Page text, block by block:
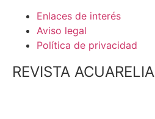
Enlaces de interés
Aviso legal
Política de privacidad
REVISTA ACUARELIA